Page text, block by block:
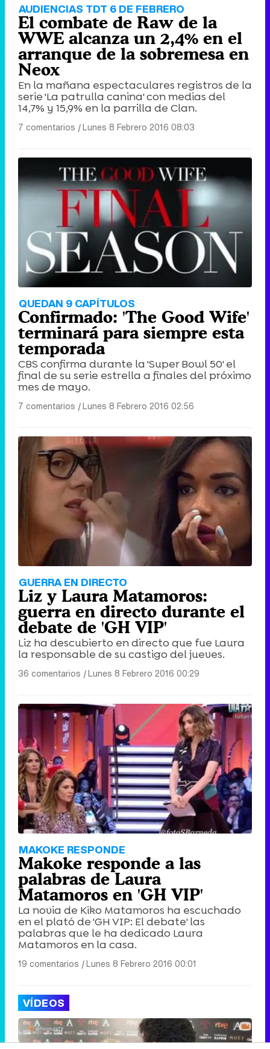
AUDIENCIAS TDT 6 DE FEBRERO
El combate de Raw de la
WWE alcanza un 2,4% en el
arranque de la sobremesa en
Neox
En la mañana espectaculares registros de la
serie 'La patrulla canina' con medias del
14,7% y 15,9% en la parrilla de Clan.
7 comentarios |Lunes 8 Febrero 2016 08:03
QUEDAN 9 CAPÍTULOS
Confirmado: 'The Good Wife'
terminará para siempre esta
temporada
CBS confirma durante la 'Super Bowl 50' el
final de su serie estrella a finales del próximo
mes de mayo.
7 comentarios |Lunes 8 Febrero 2016 02:56
GUERRA EN DIRECTO
Liz y Laura Matamoros:
guerra en directo durante el
debate de 'GH VIP'
Liz ha descubierto en directo que fue Laura
la responsable de su castigo del jueves.
36 comentarios |Lunes 8 Febrero 2016 00:29
MAKOKE RESPONDE
Makoke responde a las
palabras de Laura
Matamoros en 'GH VIP'
La novia de Kiko Matamoros ha escuchado
en el plató de 'GH VIP: El debate' las
palabras que le ha dedicado Laura
Matamoros en la casa.
19 comentarios |Lunes 8 Febrero 2016 00:01
VÍDEOS